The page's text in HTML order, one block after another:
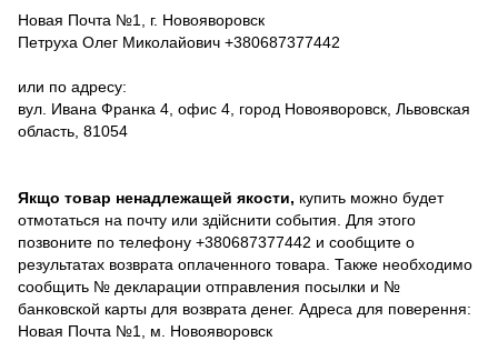
Новая Почта №1, г. Новояворовск
Петруха Олег Миколайович +380687377442
или по адресу:
вул. Ивана Франка 4, офис 4, город Новояворовск, Львовская
область, 81054
Якщо товар ненадлежащей якости, купить можно будет
отмотаться на почту или здійснити события. Для этого
позвоните по телефону +380687377442 и сообщите о
результатах возврата оплаченного товара. Также необходимо
сообщить № декларации отправления посылки и №
банковской карты для возврата денег. Адреса для поверення:
Новая Почта №1, м. Новояворовск